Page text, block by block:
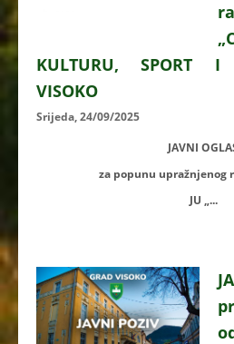
KULTURU, SPORT I
VISOKO
Srijeda, 24/09/2025
JAVNI
za popunu upražnjenog
JU „...